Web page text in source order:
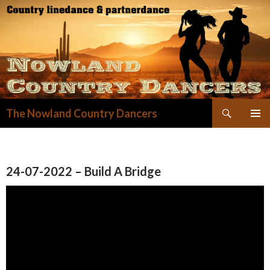
The Nowland Country Dancers
24-07-2022 – Build A Bridge